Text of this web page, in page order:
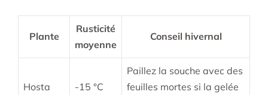
Plante
Rusticité
moyenne
Conseil hivernal
Hosta -15 °C
Paillez la souche avec des
feuilles mortes si la gelée